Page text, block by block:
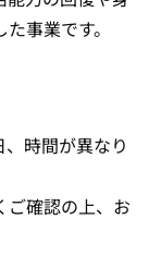
事業です。
時間が異なり
ご確認の上、お